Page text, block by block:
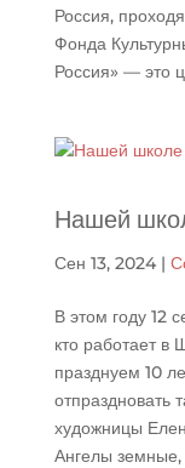
Россия,
Фонда
Россия» — это
Нашей
Сен 13, 2024|
В этом году 12
кто работает
празднуем 10
отпраздновать
художницы
Ангелы земные,